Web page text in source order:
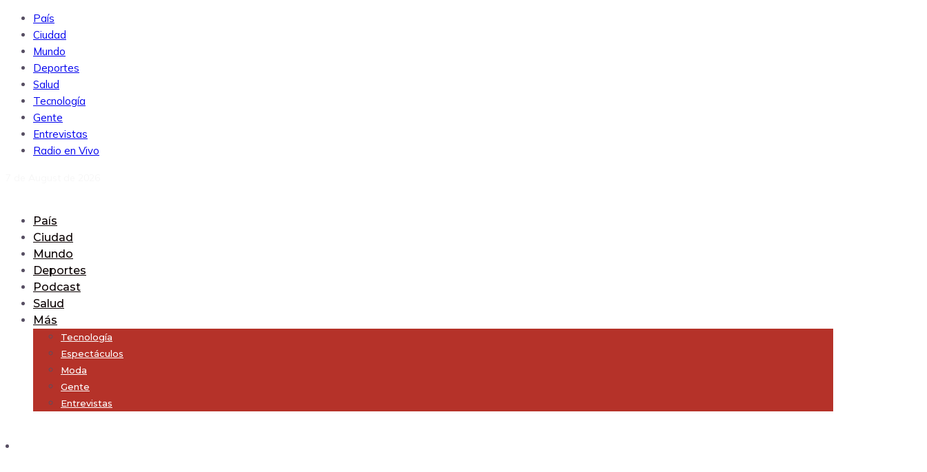
País
Ciudad
Mundo
Deportes
Salud
Tecnología
Gente
Entrevistas
Radio en Vivo
País
Ciudad
Mundo
Deportes
Podcast
Salud
Más
Tecnología
Espectáculos
Moda
Gente
Entrevistas